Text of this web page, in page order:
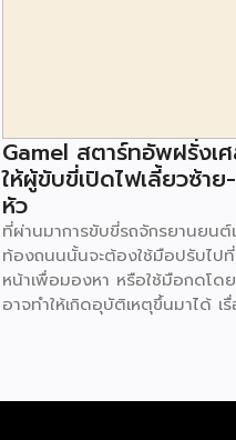
Gamel สตาร์ทอัพฝรั่งเ
ให้ผู้ขับขี่เปิดไฟเลี้ยวซ้า
หัว
ที่ผ่านมาการขับขี่รถจักรยานยนต์
ท้องถนนนั้นจะต้องใช้มือปรับไป
หน้าเพื่อมองหา หรือใช้มือกดโด
อาจทำให้เกิดอุบัติเหตุขึ้นมาได้ เ
ซ้าย หรือทางขวา สัญญาณไฟก็จ